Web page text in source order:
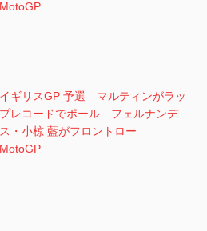
MotoGP
イギリスGP 予選 マルティンがラッ
プレコードでポール フェルナンデ
ス・小椋 藍がフロントロー
MotoGP